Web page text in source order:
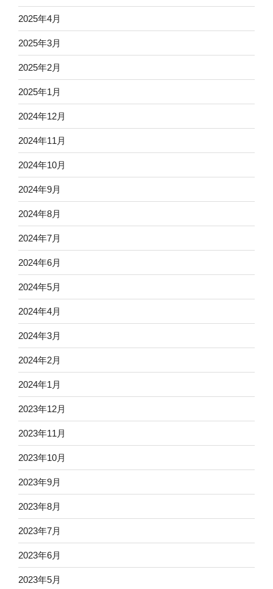
2025年4月
2025年3月
2025年2月
2025年1月
2024年12月
2024年11月
2024年10月
2024年9月
2024年8月
2024年7月
2024年6月
2024年5月
2024年4月
2024年3月
2024年2月
2024年1月
2023年12月
2023年11月
2023年10月
2023年9月
2023年8月
2023年7月
2023年6月
2023年5月